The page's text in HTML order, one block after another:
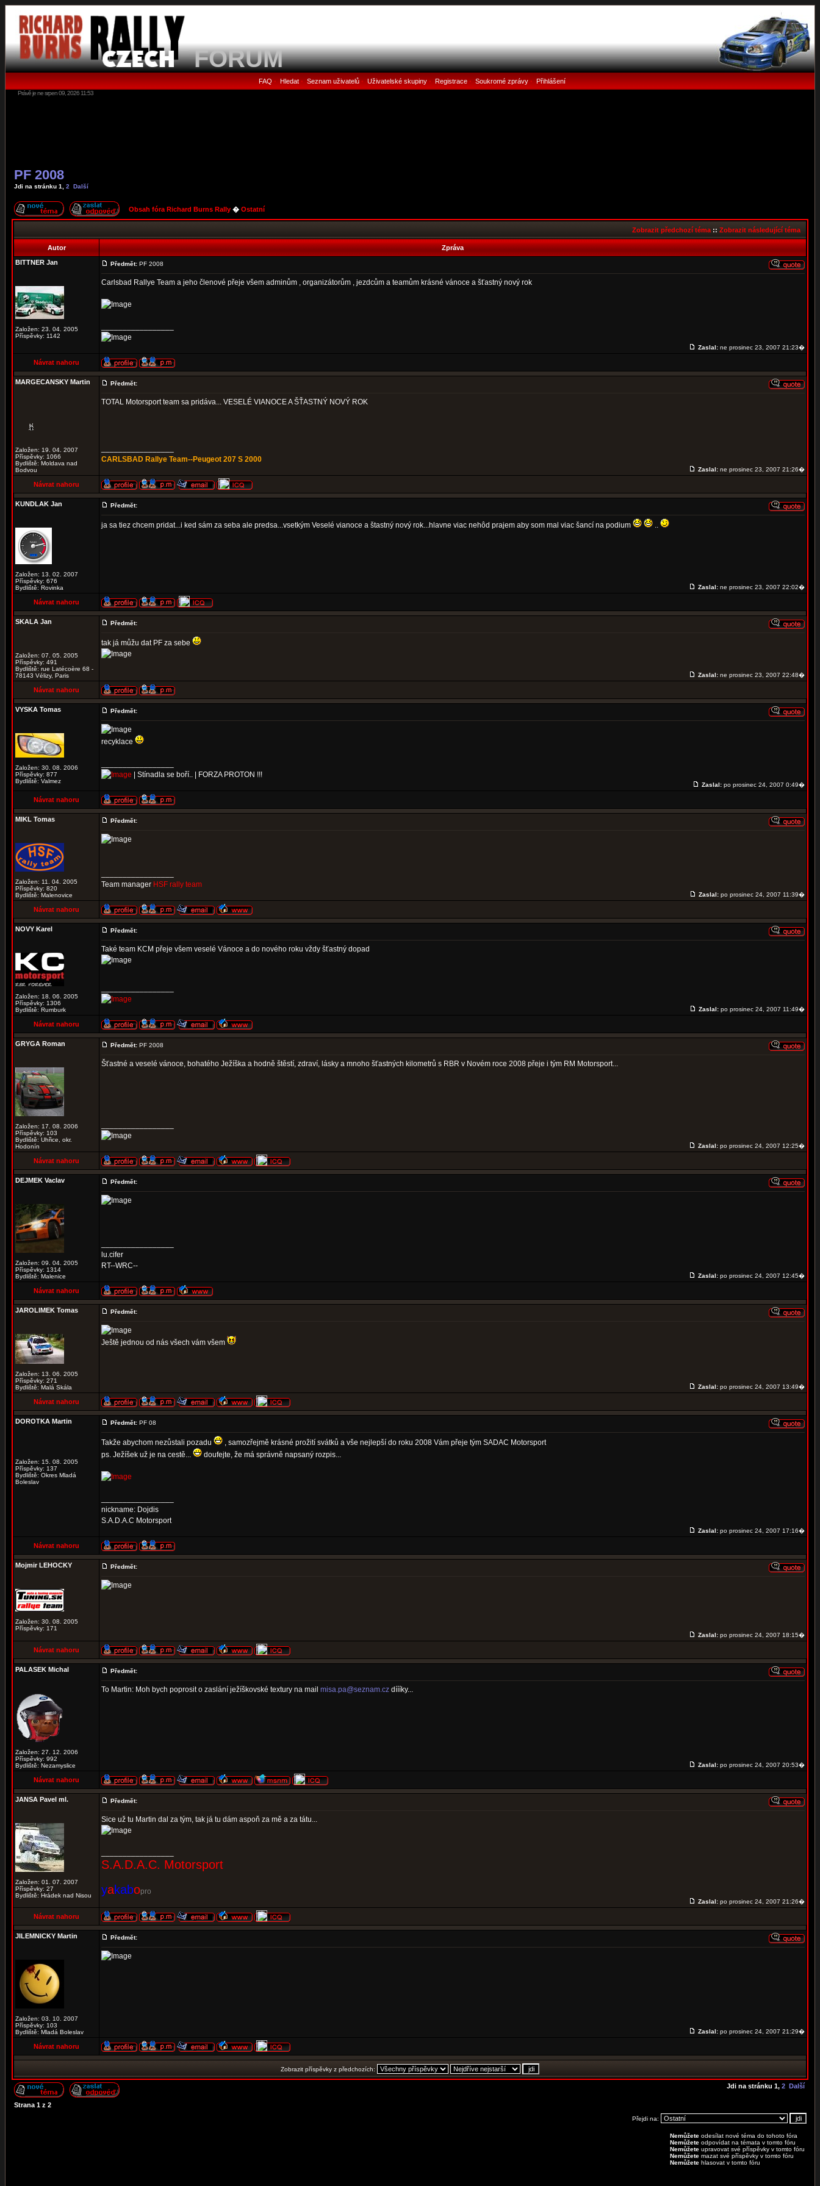
FORUM
FAQ • Hledat• Seznam uživatelů• Uživatelské skupiny• Registrace• Soukromé zprávy• Přihlášení
Právě je ne srpen 09, 2026 11:53
PF 2008
Jdi na stránku 1 2 Další
Obsah fóra Richard Burns Rally � Ostatní
Zobrazit předchozí téma :: Zobrazit následující téma
Autor
Zpráva
BITTNER Jan
Založen: 23. 04. 2005
Příspěvky: 1142
Předmět: PF 2008
Carlsbad Rallye Team a jeho členové přeje všem adminům , organizátorům , jezdcům a teamům krásné vánoce a šťastný nový rok
Zaslal: ne prosinec 23, 2007 21:23�
Návrat nahoru
MARGECANSKY Martin
Založen: 19. 04. 2007
Příspěvky: 1066
Bydliště: Moldava nad
Bodvou
Předmět:
TOTAL Motorsport team sa pridáva... VESELÉ VIANOCE A ŠŤASTNÝ NOVÝ ROK
CARLSBAD Rallye Team--Peugeot 207 S 2000
Zaslal: ne prosinec 23, 2007 21:26�
Návrat nahoru
KUNDLAK Jan
Založen: 13. 02. 2007
Příspěvky: 676
Bydliště: Rovinka
Předmět:
ja sa tiez chcem pridat...i ked sám za seba ale predsa...vsetkým Veselé vianoce a štastný nový rok...hlavne viac nehôd prajem aby som mal viac šancí na podium ..
Zaslal: ne prosinec 23, 2007 22:02�
Návrat nahoru
SKALA Jan
Založen: 07. 05. 2005
Příspěvky: 491
Bydliště: rue Latécoère 68 -
78143 Vélizy, Paris
Předmět:
tak já můžu dat PF za sebe
Zaslal: ne prosinec 23, 2007 22:48�
Návrat nahoru
VYSKA Tomas
Založen: 30. 08. 2006
Příspěvky: 877
Bydliště: Valmez
Předmět:
recyklace
| Stínadla se boří.. | FORZA PROTON !!!
Zaslal: po prosinec 24, 2007 0:49�
Návrat nahoru
MIKL Tomas
Založen: 11. 04. 2005
Příspěvky: 820
Bydliště: Malenovice
Předmět:
Team manager HSF rally team
Zaslal: po prosinec 24, 2007 11:39�
Návrat nahoru
NOVY Karel
Založen: 18. 06. 2005
Příspěvky: 1306
Bydliště: Rumburk
Předmět:
Také team KCM přeje všem veselé Vánoce a do nového roku vždy šťastný dopad
Zaslal: po prosinec 24, 2007 11:49�
Návrat nahoru
GRYGA Roman
Založen: 17. 08. 2006
Příspěvky: 103
Bydliště: Uhřice, okr.
Hodonín
Předmět: PF 2008
Šťastné a veselé vánoce, bohatého Ježíška a hodně štěstí, zdraví, lásky a mnoho šťastných kilometrů s RBR v Novém roce 2008 přeje i tým RM Motorsport...
Zaslal: po prosinec 24, 2007 12:25�
Návrat nahoru
DEJMEK Vaclav
Založen: 09. 04. 2005
Příspěvky: 1314
Bydliště: Malenice
Předmět:
lu.cifer
RT--WRC--
Zaslal: po prosinec 24, 2007 12:45�
Návrat nahoru
JAROLIMEK Tomas
Založen: 13. 06. 2005
Příspěvky: 271
Bydliště: Malá Skála
Předmět:
Ještě jednou od nás všech vám všem
Zaslal: po prosinec 24, 2007 13:49�
Návrat nahoru
DOROTKA Martin
Založen: 15. 08. 2005
Příspěvky: 137
Bydliště: Okres Mladá
Boleslav
Předmět: PF 08
Takže abychom nezůstali pozadu
, samozřejmě krásné prožití svátků a vše nejlepší do roku 2008 Vám přeje tým SADAC Motorsport
ps. Ježíšek už je na cestě...
doufejte, že má správně napsaný rozpis...
nickname: Dojdis
S.A.D.A.C Motorsport
Zaslal: po prosinec 24, 2007 17:16�
Návrat nahoru
Mojmir LEHOCKY
Založen: 30. 08. 2005
Příspěvky: 171
Předmět:
Zaslal: po prosinec 24, 2007 18:15�
Návrat nahoru
PALASEK Michal
Založen: 27. 12. 2006
Příspěvky: 992
Bydliště: Nezamyslice
Předmět:
To Martin: Moh bych poprosit o zaslání ježíškovské textury na mail misa.pa@seznam.cz díííky...
Zaslal: po prosinec 24, 2007 20:53�
Návrat nahoru
JANSA Pavel ml.
Založen: 01. 07. 2007
Příspěvky: 27
Bydliště: Hrádek nad Nisou
Předmět:
Sice už tu Martin dal za tým, tak já tu dám aspoň za mě a za tátu...
S.A.D.A.C. Motorsport
yakabopro
Zaslal: po prosinec 24, 2007 21:26�
Návrat nahoru
JILEMNICKY Martin
Založen: 03. 10. 2007
Příspěvky: 103
Bydliště: Mladá Boleslav
Předmět:
Zaslal: po prosinec 24, 2007 21:29�
Návrat nahoru
Zobrazit příspěvky z předchozích:
Jdi na stránku 1, 2 Další
Strana 1 z 2
Přejdi na:
Nemůžete odesílat nové téma do tohoto fóra
Nemůžete odpovídat na témata v tomto fóru
Nemůžete upravovat své příspěvky v tomto fóru
Nemůžete mazat své příspěvky v tomto fóru
Nemůžete hlasovat v tomto fóru